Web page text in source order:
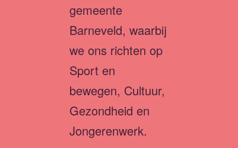
gemeente
Barneveld, waarbij
we ons richten op
Sport en
bewegen, Cultuur,
Gezondheid en
Jongerenwerk.